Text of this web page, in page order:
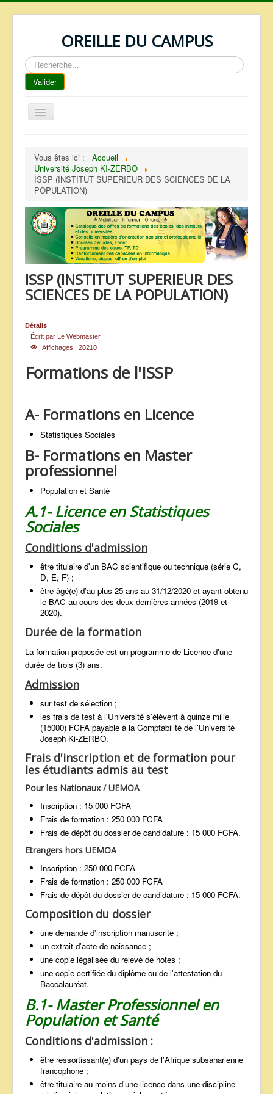
OREILLE DU CAMPUS
Rechercher
Valider
Basculer
la
REPERTOIRE
QUI SOMMES NOUS ?
NOS SERVICES
FAQ
CONTACTS
TELECHARGEMENTS
ANNONCES
Vous êtes ici :
Accueil
Université Joseph KI-ZERBO
ISSP (INSTITUT SUPERIEUR DES SCIENCES DE LA
POPULATION)
ISSP (INSTITUT SUPERIEUR DES
SCIENCES DE LA POPULATION)
Détails
Écrit par Le Webmaster
Affichages : 20210
Formations de l'ISSP
A- Formations en Licence
Statistiques Sociales
B- Formations en Master
professionnel
Population et Santé
A.1- Licence en Statistiques
Sociales
Conditions d'admission
être titulaire d'un BAC scientifique ou technique (série C,
D, E, F) ;
être âgé(e) d'au plus 25 ans au 31/12/2020 et ayant obtenu
le BAC au cours des deux dernières années (2019 et
2020).
Durée de la formation
La formation proposée est un programme de Licence d'une
durée de trois (3) ans.
Admission
sur test de sélection ;
les frais de test à l'Université s'élèvent à quinze mille
(15000) FCFA payable à la Comptabilité de l'Université
Joseph Ki-ZERBO.
Frais d'inscription et de formation pour
les étudiants admis au test
Pour les Nationaux / UEMOA
Inscription : 15 000 FCFA
Frais de formation : 250 000 FCFA
Frais de dépôt du dossier de candidature : 15 000 FCFA.
Etrangers hors UEMOA
Inscription : 250 000 FCFA
Frais de formation : 250 000 FCFA
Frais de dépôt du dossier de candidature : 15 000 FCFA.
Composition du dossier
une demande d'inscription manuscrite ;
un extrait d'acte de naissance ;
une copie légalisée du relevé de notes ;
une copie certifiée du diplôme ou de l'attestation du
Baccalauréat.
B.1- Master Professionnel en
Population et Santé
Conditions d'admission :
être ressortissant(e) d'un pays de l'Afrique subsaharienne
francophone ;
être titulaire au moins d'une licence dans une discipline